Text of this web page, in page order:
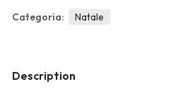
Description
Categoria: Natale